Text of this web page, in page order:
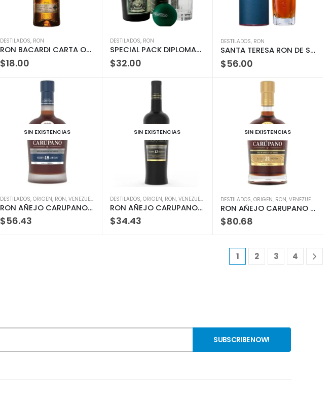
DESTILADOS, RON
RON BACARDI CARTA ORO 980ML
$18.00
DESTILADOS, RON
SPECIAL PACK DIPLOMATICO MANTUANO Y RESERVA EXCLUSIVA 50ML
$32.00
DESTILADOS, RON
SANTA TERESA RON DE SOLERA 1796
$56.00
SIN EXISTENCIAS
DESTILADOS, ORIGEN, RON, VENEZUELA
RON AÑEJO CARUPANO RESERV 18 AÑ 750ML
$56.43
SIN EXISTENCIAS
DESTILADOS,ORIGEN, RON,VENEZUELA
RON AÑEJO CARUPANO ORO RESERV 12AÑ 750M
$34.43
SIN EXISTENCIAS
DESTILADOS, ORIGEN, RON, VENEZUELA
RON AÑEJO CARUPANO CENTENA 21 750ML
$80.68
1 2 3 4